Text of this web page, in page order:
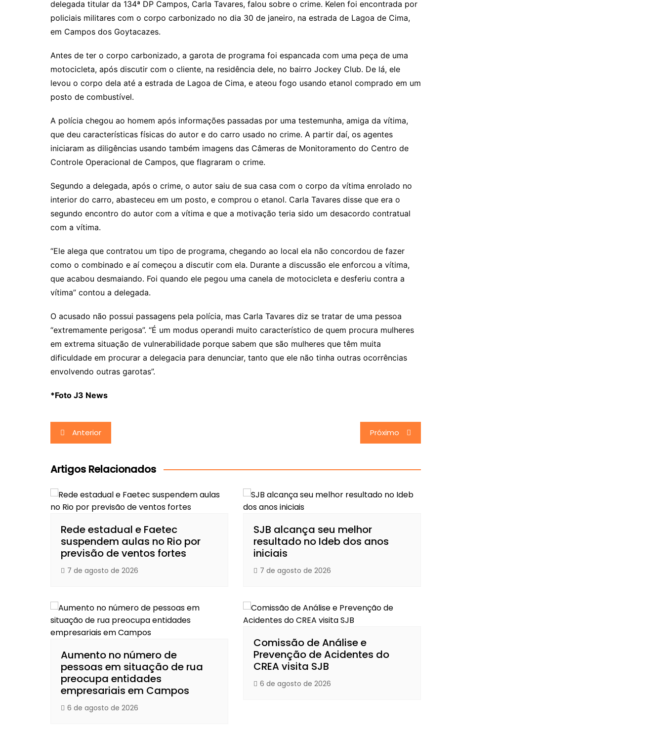
delegada titular da 134ª DP Campos, Carla Tavares, falou sobre o crime. Kelen foi encontrada por
policiais militares com o corpo carbonizado no dia 30 de janeiro, na estrada de Lagoa de Cima,
em Campos dos Goytacazes.
Antes de ter o corpo carbonizado, a garota de programa foi espancada com uma peça de uma
motocicleta, após discutir com o cliente, na residência dele, no bairro Jockey Club. De lá, ele
levou o corpo dela até a estrada de Lagoa de Cima, e ateou fogo usando etanol comprado em um
posto de combustível.
A polícia chegou ao homem após informações passadas por uma testemunha, amiga da vítima,
que deu características físicas do autor e do carro usado no crime. A partir daí, os agentes
iniciaram as diligências usando também imagens das Câmeras de Monitoramento do Centro de
Controle Operacional de Campos, que flagraram o crime.
Segundo a delegada, após o crime, o autor saiu de sua casa com o corpo da vítima enrolado no
interior do carro, abasteceu em um posto, e comprou o etanol. Carla Tavares disse que era o
segundo encontro do autor com a vítima e que a motivação teria sido um desacordo contratual
com a vítima.
“Ele alega que contratou um tipo de programa, chegando ao local ela não concordou de fazer
como o combinado e aí começou a discutir com ela. Durante a discussão ele enforcou a vítima,
que acabou desmaiando. Foi quando ele pegou uma canela de motocicleta e desferiu contra a
vítima” contou a delegada.
O acusado não possui passagens pela polícia, mas Carla Tavares diz se tratar de uma pessoa
“extremamente perigosa”. “É um modus operandi muito característico de quem procura mulheres
em extrema situação de vulnerabilidade porque sabem que são mulheres que têm muita
dificuldade em procurar a delegacia para denunciar, tanto que ele não tinha outras ocorrências
envolvendo outras garotas”.
*Foto J3 News
Navegação
de
Post
Anterior Próximo
Artigos Relacionados
Rede estadual e Faetec
suspendem aulas no Rio por
previsão de ventos fortes
7 de agosto de 2026
SJB alcança seu melhor
resultado no Ideb dos anos
iniciais
7 de agosto de 2026
Aumento no número de
pessoas em situação de rua
preocupa entidades
empresariais em Campos
6 de agosto de 2026
Comissão de Análise e
Prevenção de Acidentes do
CREA visita SJB
6 de agosto de 2026